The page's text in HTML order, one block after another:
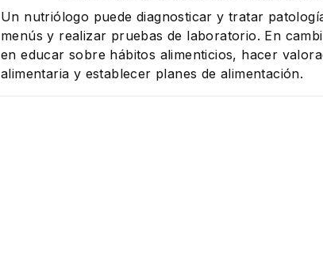
Un nutriólogo puede diagnosticar y tratar
menús y realizar pruebas de laboratorio. En
en educar sobre hábitos alimenticios, hacer
alimentaria y establecer planes de alimentación.